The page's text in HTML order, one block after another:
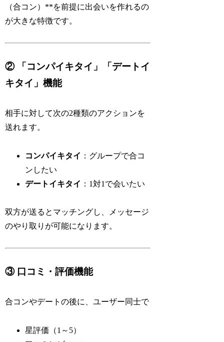
（合コン）**を前提に出会いを作れるの
が大きな特徴です。
② 「コンパイキタイ」「デートイ
キタイ」機能
相手に対して次の2種類のアクションを
送れます。
コンパイキタイ ：グループで合コ
ンしたい
デートイキタイ ：1対1で会いたい
双方が送るとマッチングし、メッセージ
のやり取りが可能になります。
③ 口コミ・評価機能
合コンやデートの後に、ユーザー同士で
星評価（1～5）